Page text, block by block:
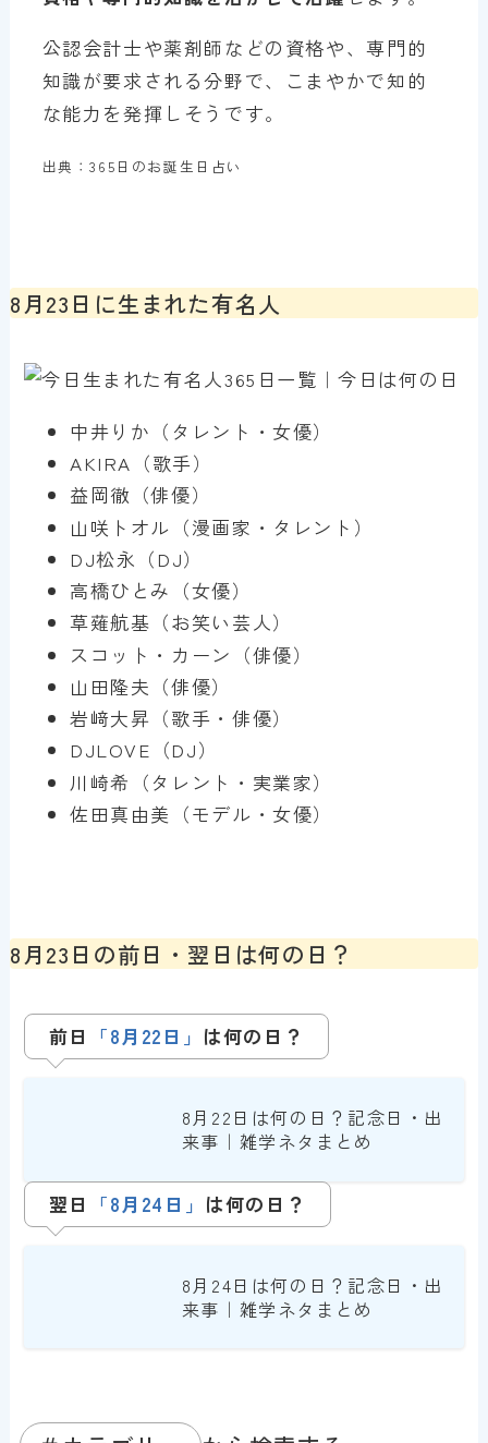
公認会計士や薬剤師などの資格や、専門的
知識が要求される分野で、こまやかで知的
な能力を発揮しそうです。
出典：365日のお誕生日占い
8月23日に生まれた有名人
中井りか（タレント・女優）
AKIRA（歌手）
益岡徹（俳優）
山咲トオル（漫画家・タレント）
DJ松永（DJ）
高橋ひとみ（女優）
草薙航基（お笑い芸人）
スコット・カーン（俳優）
山田隆夫（俳優）
岩﨑大昇（歌手・俳優）
DJLOVE（DJ）
川崎希（タレント・実業家）
佐田真由美（モデル・女優）
8月23日の前日・翌日は何の日？
前日 「8月22日」 は何の日？
8月22日は何の日？記念日・出
来事｜雑学ネタまとめ
翌日 「8月24日 」 は何の日？
8月24日は何の日？記念日・出
来事｜雑学ネタまとめ